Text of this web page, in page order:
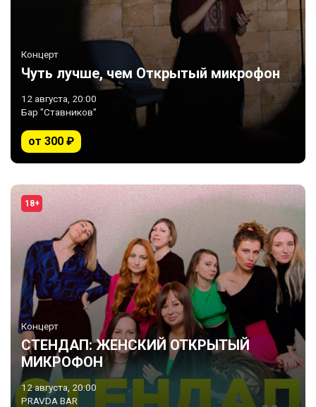
Концерт
Чуть лучше, чем Открытый микрофон
12 августа, 20:00
Бар "Ставников"
от 300 ₽
18+
Концерт
СТЕНДАП: ЖЕНСКИЙ ОТКРЫТЫЙ
МИКРОФОН
12 августа, 20:00
PRAVDA BAR